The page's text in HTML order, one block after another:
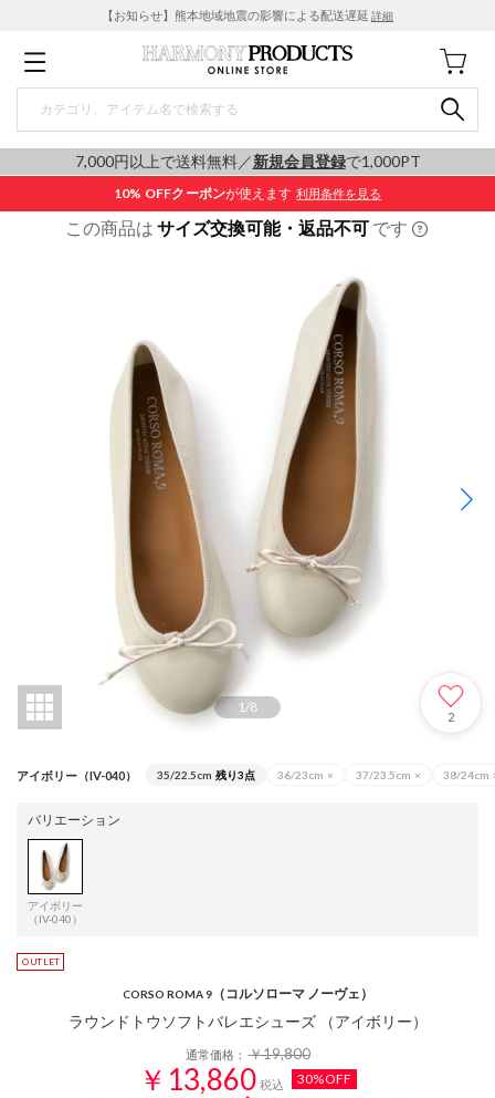
【お知らせ】熊本地域地震の影響による配送遅延 詳細
7,000円以上で送料無料／新規会員登録で1,000PT
10% OFFクーポンが使えます 利用条件を見る
この商品は サイズ交換可能・返品不可 です
1/8
2
アイボリー（IV-040） 35/22.5cm 残り3点 36/23cm × 37/23.5cm × 38/24cm
バリエーション
アイボリー
（IV-040）
CORSO ROMA 9（コルソローマ ノーヴェ）
ラウンドトウソフトバレエシューズ （アイボリー）
通常価格：￥19,800
￥13,860 税込 30%OFF